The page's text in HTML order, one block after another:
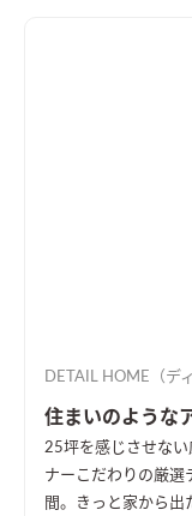
DETAIL HOME（デ
住まいのような
25坪を感じさせな
ナーこだわりの厳選
間。きっと家から出